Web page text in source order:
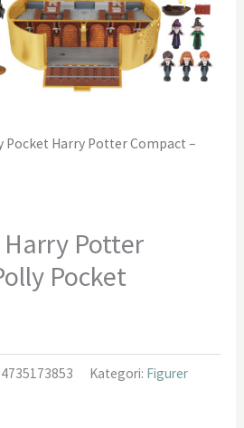
Pocket Harry Potter Compact –
Harry Potter
Pocket
Kategori: Figurer